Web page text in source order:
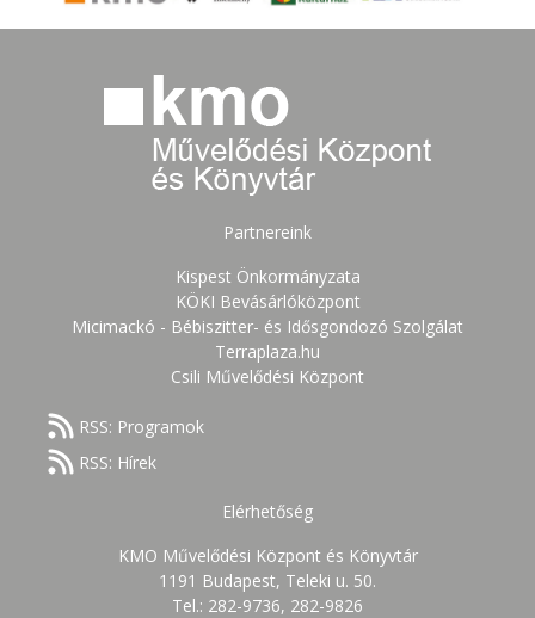
Partnereink
Kispest Önkormányzata
KÖKI Bevásárlóközpont
Micimackó - Bébiszitter- és Idősgondozó Szolgálat
Terraplaza.hu
Csili Művelődési Központ
RSS: Programok
RSS: Hírek
Elérhetőség
KMO Művelődési Központ és Könyvtár
1191 Budapest, Teleki u. 50.
Tel.: 282-9736, 282-9826